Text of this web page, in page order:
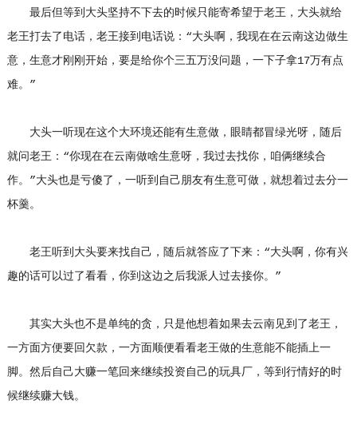
最后但等到大头坚持不下去的时候只能寄希望于老王，大头就给
老王打去了电话，老王接到电话说：“大头啊，我现在在云南这边做生
意，生意才刚刚开始，要是给你个三五万没问题，一下子拿17万有点
难。”
大头一听现在这个大环境还能有生意做，眼睛都冒绿光呀，随后
就问老王：“你现在在云南做啥生意呀，我过去找你，咱俩继续合
作。”大头也是亏傻了，一听到自己朋友有生意可做，就想着过去分一
杯羹。
老王听到大头要来找自己，随后就答应了下来：“大头啊，你有兴
趣的话可以过了看看，你到这边之后我派人过去接你。”
其实大头也不是单纯的贪，只是他想着如果去云南见到了老王，
一方面方便要回欠款，一方面顺便看看老王做的生意能不能插上一
脚。然后自己大赚一笔回来继续投资自己的玩具厂，等到行情好的时
候继续赚大钱。